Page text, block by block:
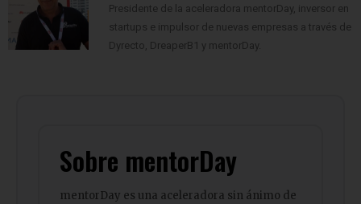
Presidente de la aceleradora mentorDay, inversor en
startups e impulsor de nuevas empresas a través de
Dyrecto, DreaperB1 y mentorDay.
Sobre mentorDay
mentorDay es una aceleradora sin ánimo de